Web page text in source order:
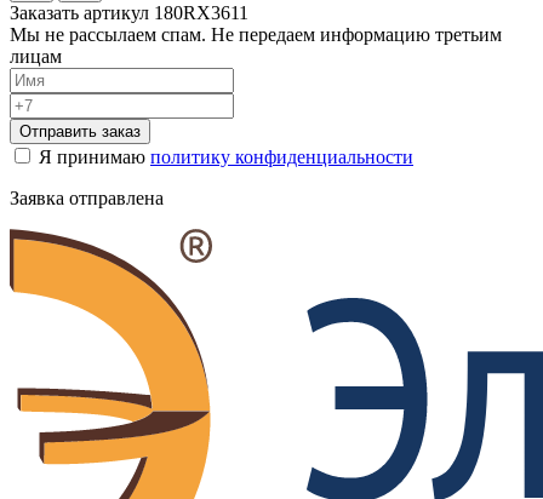
Заказать артикул 180RX3611
Мы не рассылаем спам. Не передаем информацию третьим
лицам
Отправить заказ
Я принимаю политику конфиденциальности
Заявка отправлена